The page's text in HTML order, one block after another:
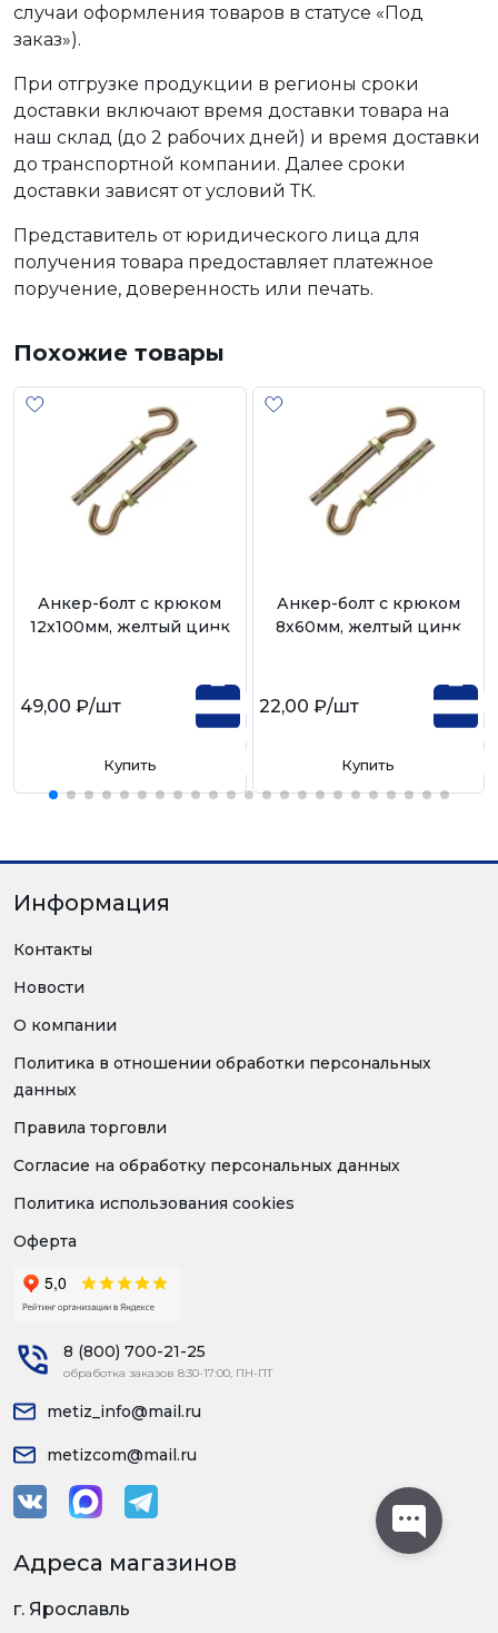
случаи оформления товаров в статусе «Под
заказ»).
При отгрузке продукции в регионы сроки
доставки включают время доставки товара на
наш склад (до 2 рабочих дней) и время доставки
до транспортной компании. Далее сроки
доставки зависят от условий ТК.
Представитель от юридического лица для
получения товара предоставляет платежное
поручение, доверенность или печать.
Похожие товары
Анкер-болт с крюком
12х100мм, желтый цинк
49,00 ₽/шт
Купить
Анкер-болт с крюком
8х60мм, желтый цинк
22,00 ₽/шт
Купить
Информация
Контакты
Новости
О компании
Политика в отношении обработки персональных
данных
Правила торговли
Согласие на обработку персональных данных
Политика использования cookies
Оферта
8 (800) 700-21-25
обработка заказов 8:30-17:00, ПН-ПТ
metiz_info@mail.ru
metizcom@mail.ru
Адреса магазинов
г. Ярославль